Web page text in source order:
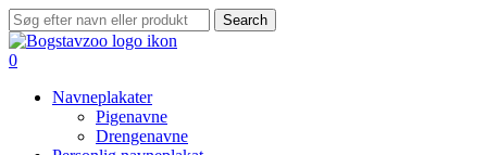
Skip
to
main
Search
Close
Search
search
0
Navneplakater
Pigenavne
Drengenavne